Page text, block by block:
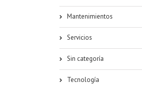
Mantenimientos
Servicios
Sin categoría
Tecnología